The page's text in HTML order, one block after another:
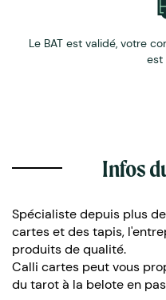
Le BAT est validé, votre
est
Infos
Spécialiste depuis plus
cartes et des tapis,
produits de qualité.
Calli cartes peut vous
du tarot à la belote en